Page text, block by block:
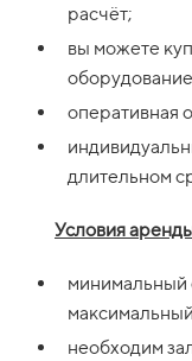
расчёт;
вы можете
оперативная
длительном
Условия
минимальный
необходим